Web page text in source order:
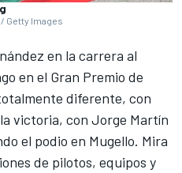
Getty Images
en la carrera al
en el Gran Premio de
diferente, con
victoria, con Jorge Martín
el podio en Mugello. Mira
de pilotos, equipos y